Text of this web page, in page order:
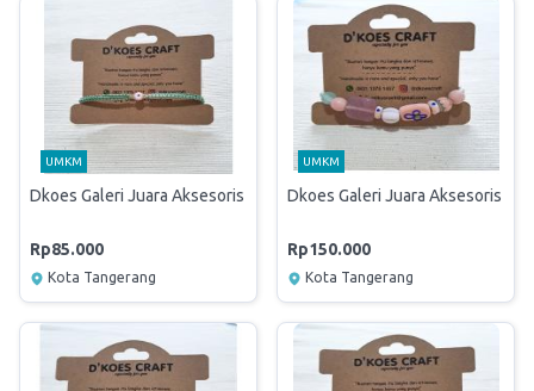
UMKM
Dkoes Galeri Juara Aksesoris Wanita
Rp85.000
Kota Tangerang
UMKM
Dkoes Galeri Juara Aksesoris
Rp150.000
Kota Tangerang